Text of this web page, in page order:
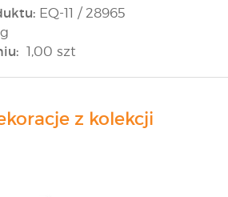
EQ-11 / 28965
1,00 szt
z kolekcji